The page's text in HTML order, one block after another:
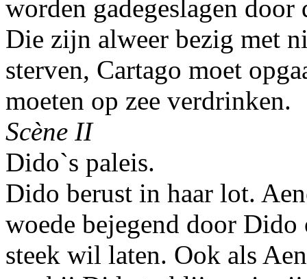
worden gadegeslagen door
Die zijn alweer bezig met
sterven, Cartago moet
moeten op zee verdrinken.
Scène II
Dido`s paleis.
Dido berust in haar lot.
woede bejegend door
steek wil laten. Ook als